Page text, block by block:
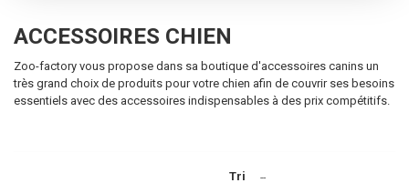
ACCESSOIRES CHIEN
Zoo-factory vous propose dans sa boutique d'accessoires canins un
très grand choix de produits pour votre chien afin de couvrir ses besoins
essentiels avec des accessoires indispensables à des prix compétitifs.
Tri --